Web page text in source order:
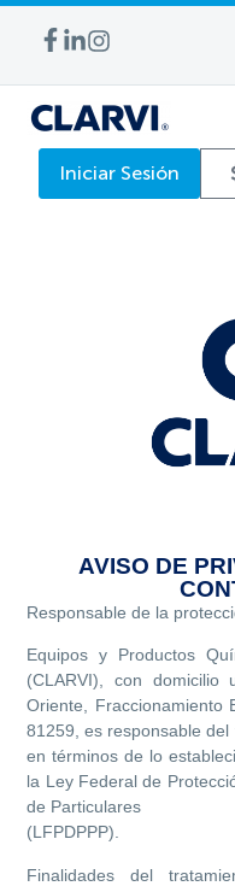
Iniciar Sesión
AVISO DE
Responsable de la
Equipos y Productos
(CLARVI), con domicilio
Oriente, Fraccionamiento
81259, es responsable
en términos de lo
la Ley Federal de
de Particulares
(LFPDPPP).
Finalidades del